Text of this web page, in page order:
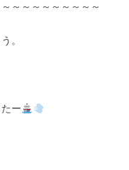
～～～～～～～～～
。
ー